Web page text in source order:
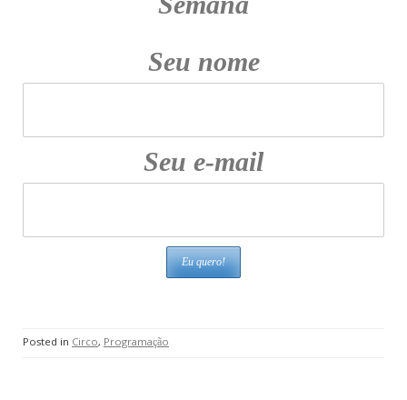
Seu nome
Seu e-mail
Posted in Circo, Programação